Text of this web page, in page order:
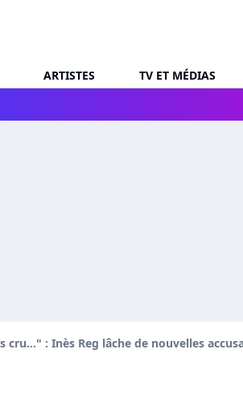
ARTISTES TV ET MÉDIAS
cru..." : Inès Reg lâche de nouvelles